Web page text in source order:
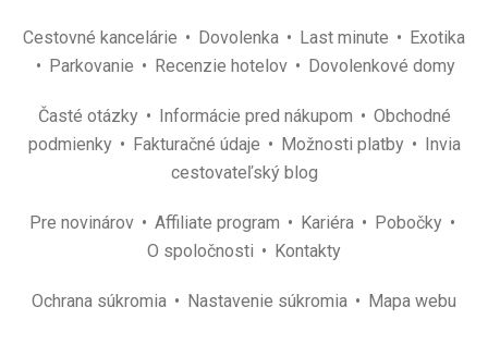
Cestovné kancelárie Dovolenka Last minute
Exotika
Parkovanie
Recenzie hotelov Dovolenkové domy
Časté otázky Informácie pred nákupom
Obchodné
podmienky
Fakturačné údaje Možnosti platby
Invia
cestovateľský blog
Pre novinárov Affiliate program Kariéra
Pobočky
O spoločnosti
Kontakty
Ochrana súkromia Nastavenie súkromia Mapa webu